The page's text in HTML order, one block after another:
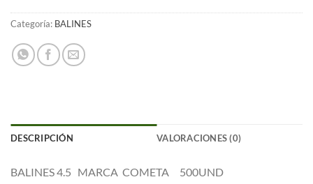
Categoría: BALINES
DESCRIPCIÓN VALORACIONES (0)
BALINES 4.5 MARCA COMETA 500UND